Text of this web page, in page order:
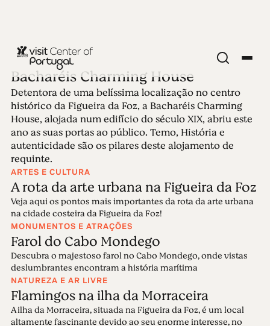
Edição 25 -
Bacharéis
Charming House
16.08.2021 • 22.08.2021
Bacharéis Charming House
Detentora de uma belíssima localização no centro
histórico da Figueira da Foz, a Bacharéis Charming
House, alojada num edifício do século XIX, abriu este
ano as suas portas ao público. Temo, História e
autenticidade são os pilares deste alojamento de
requinte.
ARTES E CULTURA
A rota da arte urbana na Figueira da Foz
Veja aqui os pontos mais importantes da rota da arte urbana
na cidade costeira da Figueira da Foz!
MONUMENTOS E ATRAÇÕES
Farol do Cabo Mondego
Descubra o majestoso farol no Cabo Mondego, onde vistas
deslumbrantes encontram a história marítima
NATUREZA E AR LIVRE
Flamingos na ilha da Morraceira
A ilha da Morraceira, situada na Figueira da Foz, é um local
altamente fascinante devido ao seu enorme interesse, no